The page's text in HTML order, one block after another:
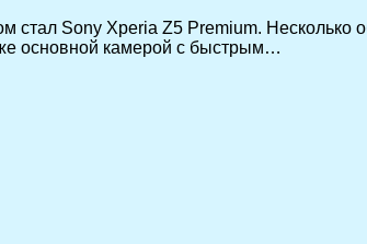
Sony Xperia Z5 Premium. Несколько
основной камерой с быстрым…